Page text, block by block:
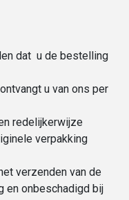
dat u de bestelling
u van ons per
redelijkerwijze
verpakking
verzenden van de
en onbeschadigd bij